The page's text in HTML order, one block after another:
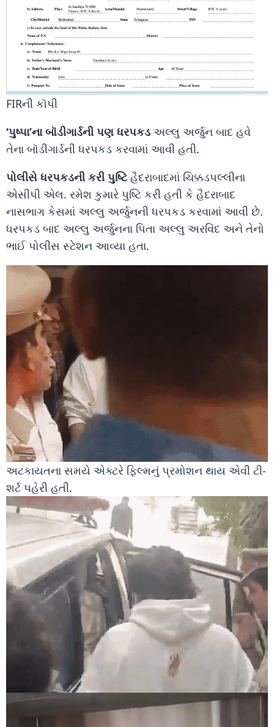
FIRની કૉપી
‘પુષ્પા’ના બૉડીગાર્ડની પણ ધરપકડ અલ્લુ અર્જુન બાદ હવે
તેના બૉડીગાર્ડની ધરપકડ કરવામાં આવી હતી.
પોલીસે ધરપકડની કરી પુષ્ટિહૈદરાબાદમાં ચિક્કડપલ્લીના
એસીપી એલ. રમેશ કુમારે પુષ્ટિ કરી હતી કે હૈદરાબાદ
નાસભાગ કેસમાં અલ્લુ અર્જુનની ધરપકડ કરવામાં આવી છે.
ધરપકડ બાદ અલ્લુ અર્જુનના પિતા અલ્લુ અરવિંદ અને તેનો
ભાઈ પોલીસ સ્ટેશન આવ્યા હતા.
અટકાયતના સમયે એક્ટરે ફિલ્મનું પ્રમોશન થાય એવી ટી-
શર્ટ પહેરી હતી.